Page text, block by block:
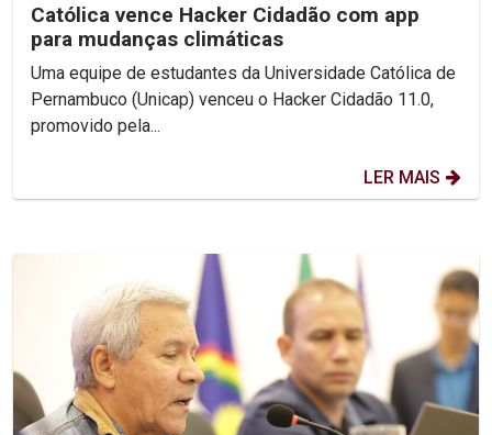
Católica vence Hacker Cidadão com app
para mudanças climáticas
Uma equipe de estudantes da Universidade Católica de
Pernambuco (Unicap) venceu o Hacker Cidadão 11.0,
promovido pela...
LER MAIS